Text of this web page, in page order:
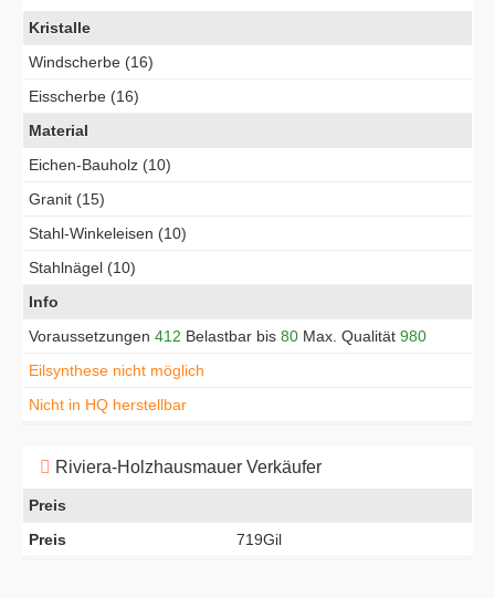
Kristalle
Windscherbe (16)
Eisscherbe (16)
Material
Eichen-Bauholz (10)
Granit (15)
Stahl-Winkeleisen (10)
Stahlnägel (10)
Info
Voraussetzungen 412 Belastbar bis 80 Max. Qualität 980
Eilsynthese nicht möglich
Nicht in HQ herstellbar
Riviera-Holzhausmauer Verkäufer
Preis
Preis
719Gil